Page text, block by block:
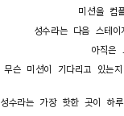
미션을 컴
성수라는 다음 스테
아직은
무슨 미션이 기다리고 있는
성수라는 가장 핫한 곳이 하